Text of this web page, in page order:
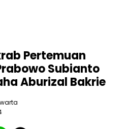
Pertemuan
Subianto
Aburizal Bakrie